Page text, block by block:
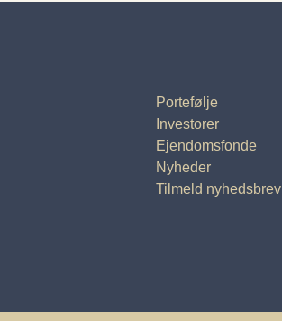
Portefølje
Investorer
Ejendomsfonde
Nyheder
Tilmeld nyhedsbrev